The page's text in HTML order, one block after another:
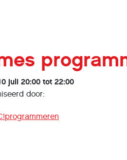
juli 20:00 tot 22:00
door: